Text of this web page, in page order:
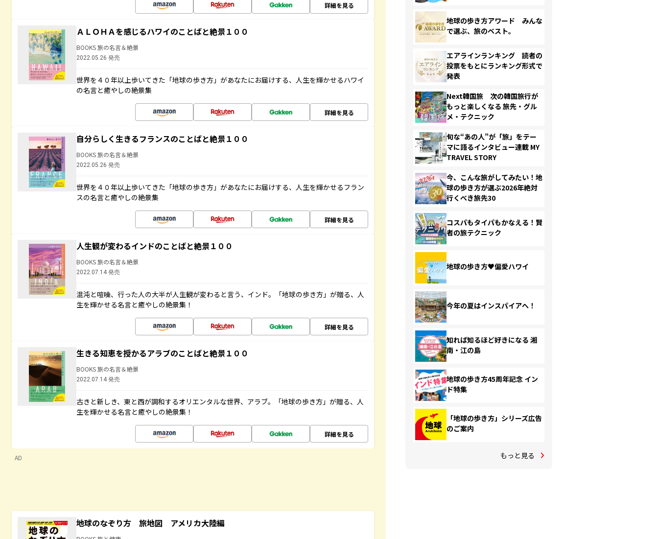
詳細を見る
ＡＬＯＨＡを感じるハワイのことばと絶景１００
BOOKS 旅の名言＆絶景
2022.05.26 発売
世界を４０年以上歩いてきた「地球の歩き方」があなたにお届けする、人生を輝かせるハワイ
の名言と癒やしの絶景集
詳細を見る
自分らしく生きるフランスのことばと絶景１００
BOOKS 旅の名言＆絶景
2022.05.26 発売
世界を４０年以上歩いてきた「地球の歩き方」があなたにお届けする、人生を輝かせるフラン
スの名言と癒やしの絶景集
詳細を見る
人生観が変わるインドのことばと絶景１００
BOOKS 旅の名言＆絶景
2022.07.14 発売
混沌と喧噪、行った人の大半が人生観が変わると言う、インド。「地球の歩き方」が贈る、人
生を輝かせる名言と癒やしの絶景集！
詳細を見る
生きる知恵を授かるアラブのことばと絶景１００
BOOKS 旅の名言＆絶景
2022.07.14 発売
古きと新しき、東と西が調和するオリエンタルな世界、アラブ。「地球の歩き方」が贈る、人
生を輝かせる名言と癒やしの絶景集！
詳細を見る
AD
地球のなぞり方 旅地図 アメリカ大陸編
地球の歩き方アワード みんな
で選ぶ、旅のベスト。
エアラインランキング 読者の
投票をもとにランキング形式で
発表
Next韓国旅 次の韓国旅行が
もっと楽しくなる 旅先・グル
メ・テクニック
旬な“あの人”が「旅」をテー
マに語るインタビュー連載 MY
TRAVEL STORY
今、こんな旅がしてみたい！地
球の歩き方が選ぶ2026年絶対
行くべき旅先30
コスパもタイパもかなえる！賢
者の旅テクニック
地球の歩き方♥偏愛ハワイ
今年の夏はインスパイアへ！
知れば知るほど好きになる 湘
南・江の島
地球の歩き方45周年記念 イン
ド特集
「地球の歩き方」シリーズ広告
のご案内
もっと見る